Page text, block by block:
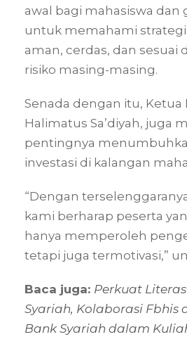
awal bagi mahasiswa dan
untuk memahami strategi
aman, cerdas, dan sesuai
risiko masing-masing.
Senada dengan itu, Ketua
Halimatus Sa’diyah, juga
pentingnya
investasi di kalangan
“Dengan
kami berharap peserta
hanya memperoleh
tetapi juga termotivasi,”
Baca juga: Perkuat
Syariah, Kolaborasi Fbhis
Bank Syariah dalam